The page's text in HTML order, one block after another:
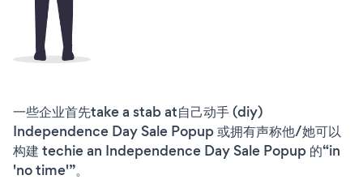
一些企业首先take a stab at自己动手 (diy)
Independence Day Sale Popup 或拥有声称他/她可以
构建 techie an Independence Day Sale Popup 的“in
'no time'”。